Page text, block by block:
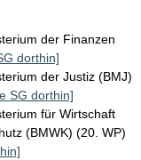
der Finanzen
dorthin]
der Justiz (BMJ)
SG dorthin]
für Wirtschaft
(BMWK) (20. WP)